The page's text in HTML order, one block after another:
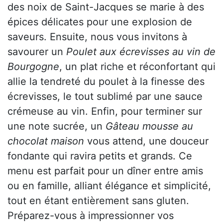
des noix de Saint-Jacques se marie à des
épices délicates pour une explosion de
saveurs. Ensuite, nous vous invitons à
savourer un Poulet aux écrevisses au vin de
Bourgogne, un plat riche et réconfortant qui
allie la tendreté du poulet à la finesse des
écrevisses, le tout sublimé par une sauce
crémeuse au vin. Enfin, pour terminer sur
une note sucrée, un Gâteau mousse au
chocolat maison vous attend, une douceur
fondante qui ravira petits et grands. Ce
menu est parfait pour un dîner entre amis
ou en famille, alliant élégance et simplicité,
tout en étant entièrement sans gluten.
Préparez-vous à impressionner vos